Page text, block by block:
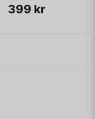
399 kr